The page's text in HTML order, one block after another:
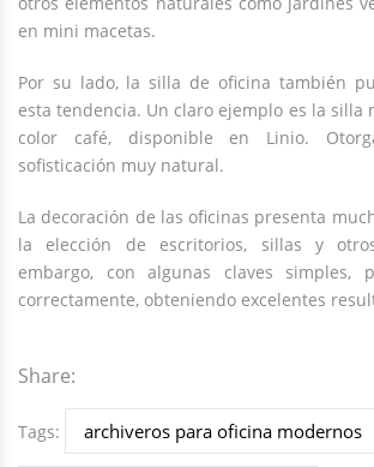
en mini macetas.
Por su lado, la silla de oficina también
esta tendencia. Un claro ejemplo es la silla
color café, disponible en Linio.
sofisticación muy natural.
La decoración de las oficinas presenta
la elección de escritorios, sillas y
embargo, con algunas claves simples,
correctamente, obteniendo excelentes
Share:
Tags: archiveros para oficina modernos